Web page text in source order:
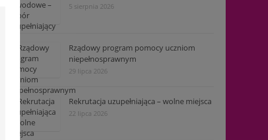
5 sierpnia 2026
Rządowy program pomocy uczniom
niepełnosprawnym
29 lipca 2026
Rekrutacja uzupełniająca – wolne miejsca
22 lipca 2026